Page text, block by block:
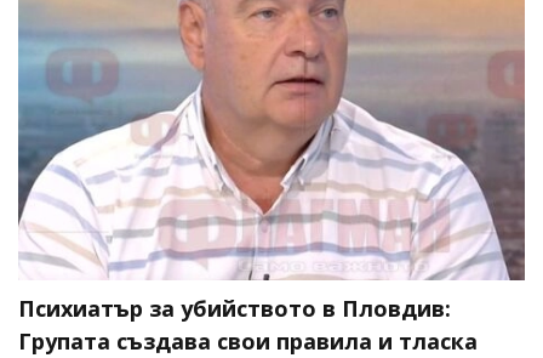
Психиатър за убийството в Пловдив:
Групата създава свои правила и тласка